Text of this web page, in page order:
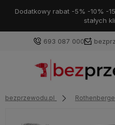
Dodatkowy rabat -5% -10% -
stałych
693 087 000
bezprzewodu.pl